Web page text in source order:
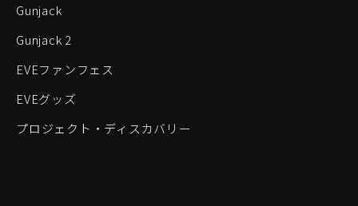
Gunjack
Gunjack 2
EVEファンフェス
EVEグッズ
プロジェクト・ディスカバリー